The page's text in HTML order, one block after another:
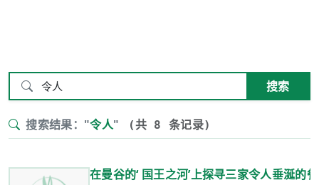
搜索
搜索结果："令人" (共 8 条记录)
在曼谷的‘ 国王之河’上探寻三家令人垂涎的